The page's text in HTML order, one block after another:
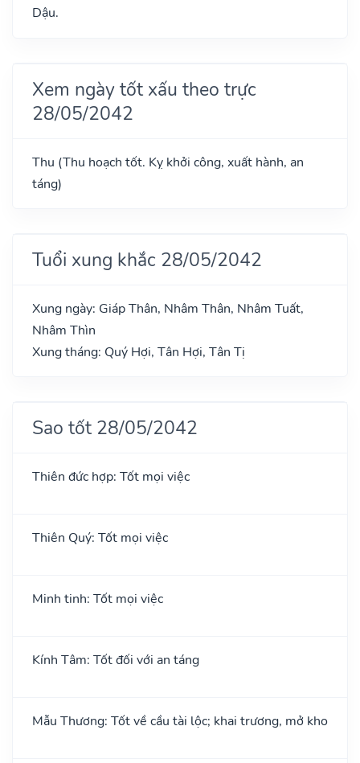
Dậu.
Xem ngày tốt xấu theo trực
28/05/2042
Thu (Thu hoạch tốt. Kỵ khởi công, xuất hành, an
táng)
Tuổi xung khắc 28/05/2042
Xung ngày: Giáp Thân, Nhâm Thân, Nhâm Tuất,
Nhâm Thìn
Xung tháng: Quý Hợi, Tân Hợi, Tân Tị
Sao tốt 28/05/2042
Thiên đức hợp: Tốt mọi việc
Thiên Quý: Tốt mọi việc
Minh tinh: Tốt mọi việc
Kính Tâm: Tốt đối với an táng
Mẫu Thương: Tốt về cầu tài lộc; khai trương, mở kho